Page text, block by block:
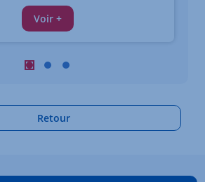
Carrousel : Autres annonces à
Carrousel : Autres annonces à
Carrousel : Autres
Voir +
Retour